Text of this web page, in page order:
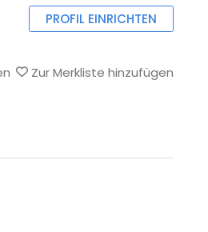
PROFIL EINRICHTEN
Zur Merkliste hinzufügen